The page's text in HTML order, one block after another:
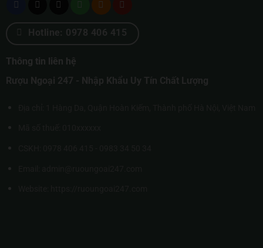
Hotline: 0978 406 415
Thông tin liên hệ
Rượu Ngoại 247 - Nhập Khẩu Uy Tín Chất Lượng